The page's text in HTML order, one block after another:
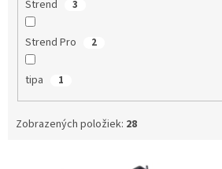
Strend 3
Strend Pro 2
tipa 1
Zobrazených položiek: 28